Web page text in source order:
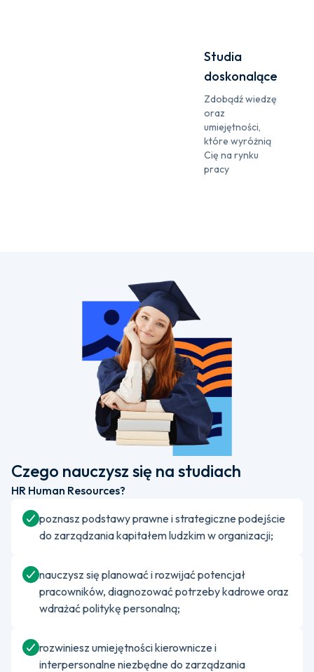
Studia
doskonalące
Zdobądź wiedzę
oraz
umiejętności,
które wyróżnią
Cię na rynku
pracy
Czego nauczysz się na studiach
HR Human Resources?
poznasz podstawy prawne i strategiczne podejście
do zarządzania kapitałem ludzkim w organizacji;
nauczysz się planować i rozwijać potencjał
pracowników, diagnozować potrzeby kadrowe oraz
wdrażać politykę personalną;
rozwiniesz umiejętności kierownicze i
interpersonalne niezbędne do zarządzania